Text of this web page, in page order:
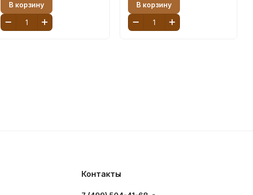
В корзину В корзину
Контакты